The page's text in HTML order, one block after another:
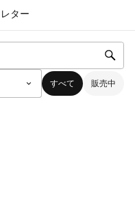
レター
すべて 販売中